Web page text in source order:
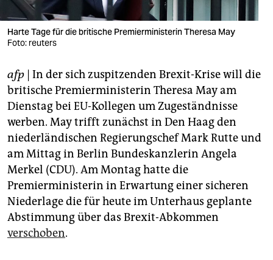
verlag
veranstaltungen
fragen & hilfe
unterstützen
abo
genossenschaft
epaper login
Harte Tage für die britische Premierministerin Theresa May
Foto: reuters
afp | In der sich zuspitzenden Brexit-Krise will die
britische Premierministerin Theresa May am
Dienstag bei EU-Kollegen um Zugeständnisse
werben. May trifft zunächst in Den Haag den
niederländischen Regierungschef Mark Rutte und
am Mittag in Berlin Bundeskanzlerin Angela
Merkel (CDU). Am Montag hatte die
Premierministerin in Erwartung einer sicheren
Niederlage die für heute im Unterhaus geplante
Abstimmung über das Brexit-Abkommen
verschoben.